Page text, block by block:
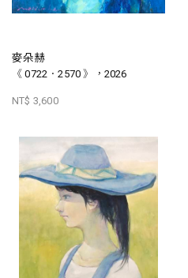
麥朵赫
《 0722．2570 》，2026
NT$ 3,600